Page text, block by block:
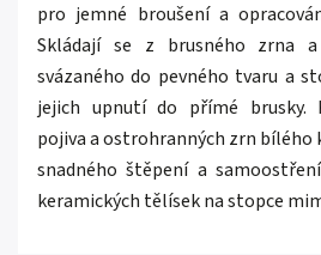
pro jemné broušení a
Skládají se z brusného zrna
svázaného do pevného tvaru a
jejich upnutí do přímé brusky.
pojiva a ostrohranných zrn
snadného štěpení a
keramických tělísek na stopce